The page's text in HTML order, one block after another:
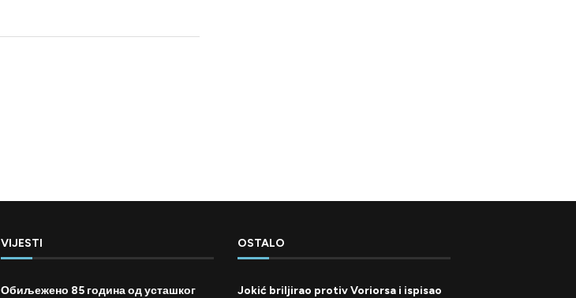
VIJESTI
Обиљежено 85 година од усташког
OSTALO
Jokić briljirao protiv Voriorsa i ispisao